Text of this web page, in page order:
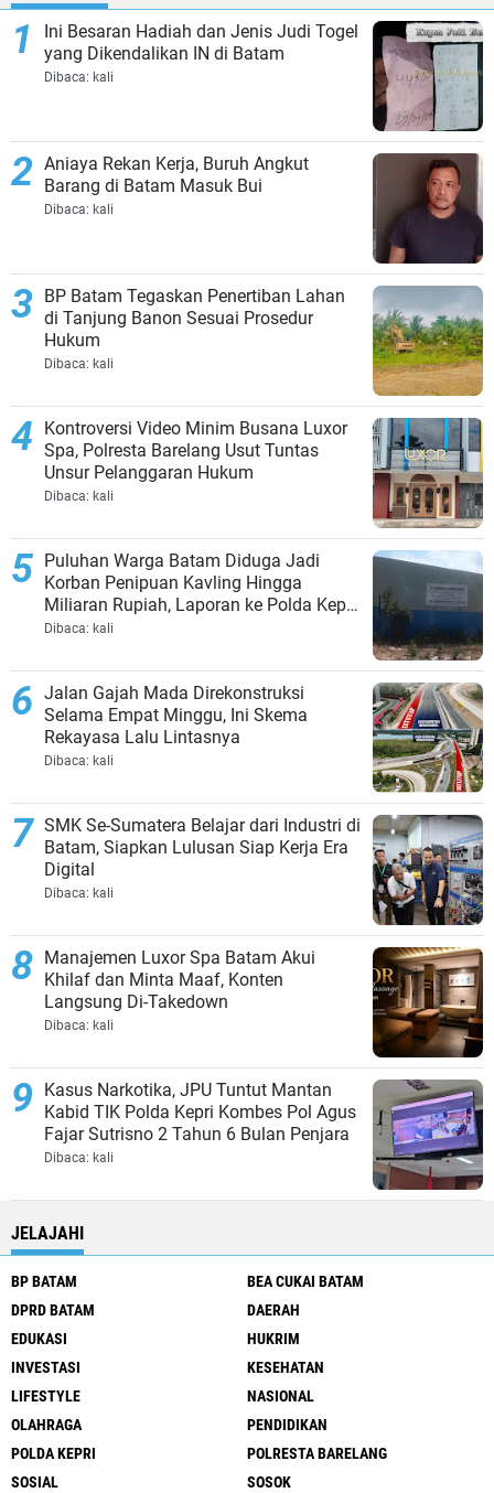
Ini Besaran Hadiah dan Jenis Judi Togel
yang Dikendalikan IN di Batam
Dibaca: kali
Aniaya Rekan Kerja, Buruh Angkut
Barang di Batam Masuk Bui
Dibaca: kali
BP Batam Tegaskan Penertiban Lahan
di Tanjung Banon Sesuai Prosedur
Hukum
Dibaca: kali
Kontroversi Video Minim Busana Luxor
Spa, Polresta Barelang Usut Tuntas
Unsur Pelanggaran Hukum
Dibaca: kali
Puluhan Warga Batam Diduga Jadi
Korban Penipuan Kavling Hingga
Miliaran Rupiah, Laporan ke Polda Kepri
Jalan di Tempat?
Dibaca: kali
Jalan Gajah Mada Direkonstruksi
Selama Empat Minggu, Ini Skema
Rekayasa Lalu Lintasnya
Dibaca: kali
SMK Se-Sumatera Belajar dari Industri di
Batam, Siapkan Lulusan Siap Kerja Era
Digital
Dibaca: kali
Manajemen Luxor Spa Batam Akui
Khilaf dan Minta Maaf, Konten
Langsung Di-Takedown
Dibaca: kali
Kasus Narkotika, JPU Tuntut Mantan
Kabid TIK Polda Kepri Kombes Pol Agus
Fajar Sutrisno 2 Tahun 6 Bulan Penjara
Dibaca: kali
JELAJAHI
BP BATAM
BEA CUKAI BATAM
DPRD BATAM
DAERAH
EDUKASI
HUKRIM
INVESTASI
KESEHATAN
LIFESTYLE
NASIONAL
OLAHRAGA
PENDIDIKAN
POLDA KEPRI
POLRESTA BARELANG
SOSIAL
SOSOK